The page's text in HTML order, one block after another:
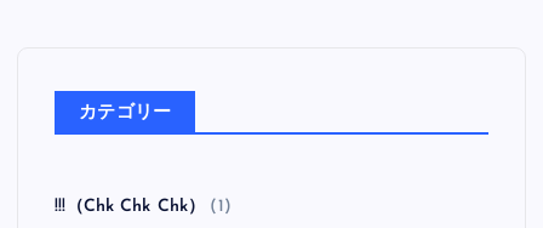
カテゴリー
!!!（Chk Chk Chk） (1)